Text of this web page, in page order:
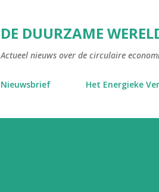
DE DUURZAME
Actueel nieuws over de circulaire
Nieuwsbrief Het Energieke